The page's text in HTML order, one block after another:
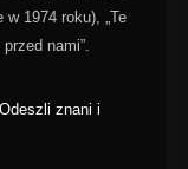
1974 roku), „Te
nami”.
Odeszli znani i